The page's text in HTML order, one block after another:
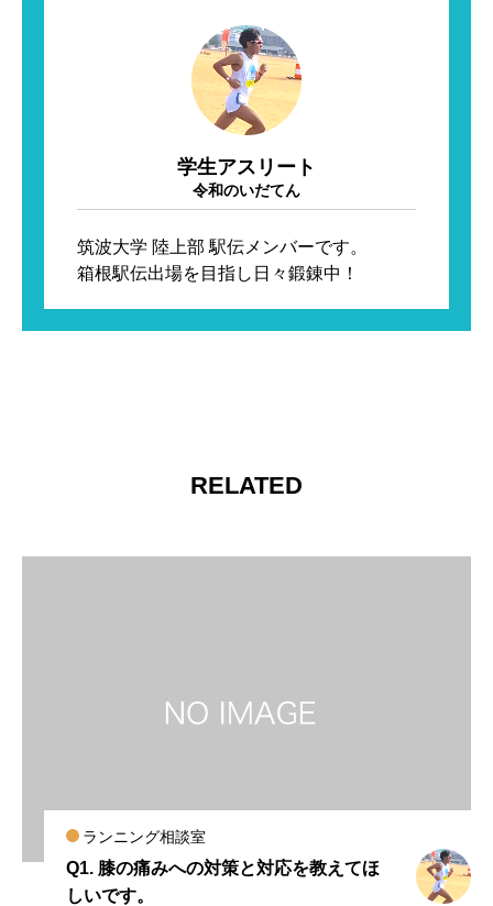
学生アスリート
令和のいだてん
筑波大学 陸上部 駅伝メンバーです。
箱根駅伝出場を目指し日々鍛錬中！
RELATED
ランニング相談室
Q1. 膝の痛みへの対策と対応を教えてほ
しいです。